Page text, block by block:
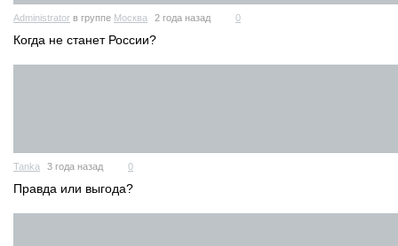
Administrator в группе Москва 2 года назад 0
Когда не станет России?
Tanka 3 года назад 0
Правда или выгода?